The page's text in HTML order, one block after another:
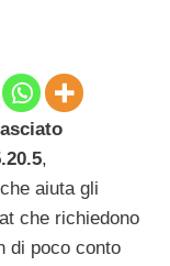
,
aiuta gli
che richiedono
di poco conto